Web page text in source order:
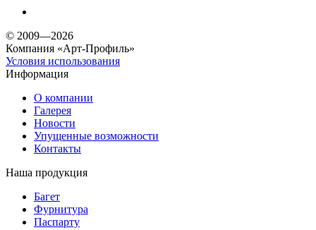
© 2009—2026
Компания «Арт-Профиль»
Условия использования
Информация
О компании
Галерея
Новости
Упущенные возможности
Контакты
Наша продукция
Багет
Фурнитура
Паспарту